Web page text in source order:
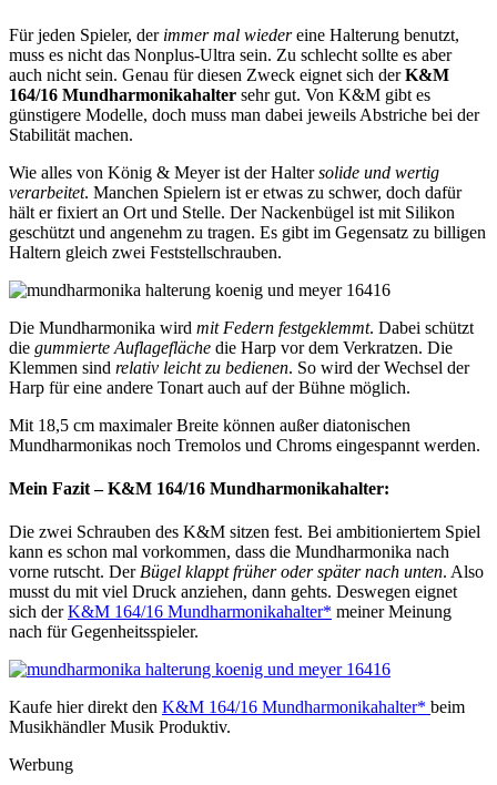
Für jeden Spieler, der immer mal wiedereine Halterung benutzt,
muss es nicht das Nonplus-Ultra sein. Zu schlecht sollte es aber
auch nicht sein. Genau für diesen Zweck eignet sich derK&M
164/16 Mundharmonikahalter sehr gut. Von K&M gibt es
günstigere Modelle, doch muss man dabei jeweils Abstriche bei der
Stabilität machen.
Wie alles von König & Meyer ist der Haltersolide und wertig
verarbeitet. Manchen Spielern ist er etwas zu schwer, doch dafür
hält er fixiert an Ort und Stelle. Der Nackenbügel ist mit Silikon
geschützt und angenehm zu tragen. Es gibt im Gegensatz zu billigen
Haltern gleich zwei Feststellschrauben.
Die Mundharmonika wird mit Federn festgeklemmt. Dabei schützt
die gummierte Auflagefläche die Harp vor dem Verkratzen. Die
Klemmen sind relativ leicht zu bedienen. So wird der Wechsel der
Harp für eine andere Tonart auch auf der Bühne möglich.
Mit 18,5 cm maximaler Breite können außer diatonischen
Mundharmonikas noch Tremolos und Chroms eingespannt werden.
Mein Fazit – K&M 164/16 Mundharmonikahalter:
Die zwei Schrauben des K&M sitzen fest. Bei ambitioniertem Spiel
kann es schon mal vorkommen, dass die Mundharmonika nach
vorne rutscht. Der Bügel klappt früher oder später nach unten. Also
musst du mit viel Druck anziehen, dann gehts. Deswegen eignet
sich derK&M 164/16 Mundharmonikahalter* meiner Meinung
nach für Gegenheitsspieler.
Kaufe hier direkt den K&M 164/16 Mundharmonikahalter* beim
Musikhändler Musik Produktiv.
Werbung